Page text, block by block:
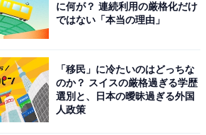
：「草津温泉 ホテル一井」公式Webサイトよ
場に白く濁った「湯畑前白旗源
明色の「白根山万代鉱源泉」の2つ
す。食事は、オープンキッチンで出
ッフェ「湯雲」や、食事処「季味
に何が？ 連続利用の厳格化だけ
ではない「本当の理由」
「移民」に冷たいのはどっちな
のか？ スイスの厳格過ぎる学歴
選別と、日本の曖昧過ぎる外国
人政策